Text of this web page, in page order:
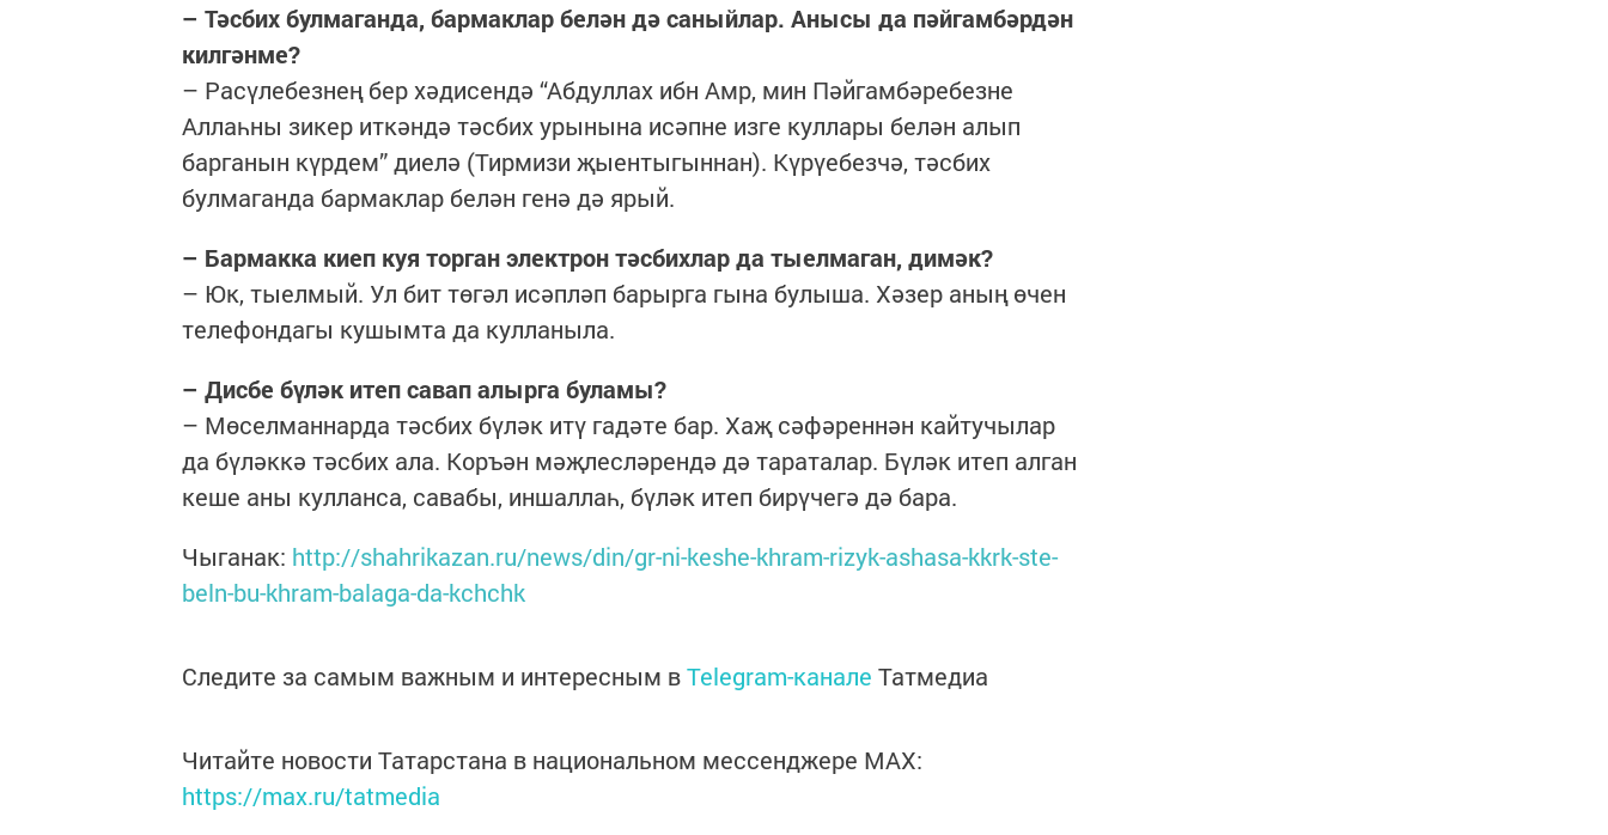
– Тәсбих булмаганда, бармаклар белән дә саныйлар. Анысы да пәйгамбәрдән
килгәнме?
– Расүлебезнең бер хәдисендә “Абдуллах ибн Амр, мин Пәйгамбәребезне
Аллаһны зикер иткәндә тәсбих урынына исәпне изге куллары белән алып
барганын күрдем” диелә (Тирмизи җыентыгыннан). Күрүебезчә, тәсбих
булмаганда бармаклар белән генә дә ярый.
– Бармакка киеп куя торган электрон тәсбихлар да тыелмаган, димәк?
– Юк, тыелмый. Ул бит төгәл исәпләп барырга гына булыша. Хәзер аның өчен
телефондагы кушымта да кулланыла.
– Дисбе бүләк итеп савап алырга буламы?
– Мөселманнарда тәсбих бүләк итү гадәте бар. Хаҗ сәфәреннән кайтучылар
да бүләккә тәсбих ала. Коръән мәҗлесләрендә дә тараталар. Бүләк итеп алган
кеше аны кулланса, савабы, иншаллаһ, бүләк итеп бирүчегә дә бара.
Чыганак: http://shahrikazan.ru/news/din/gr-ni-keshe-khram-rizyk-ashasa-kkrk-ste-
beln-bu-khram-balaga-da-kchchk
Следите за самым важным и интересным вTelegram-канале Татмедиа
Читайте новости Татарстана в национальном мессенджере MАХ:
https://max.ru/tatmedia